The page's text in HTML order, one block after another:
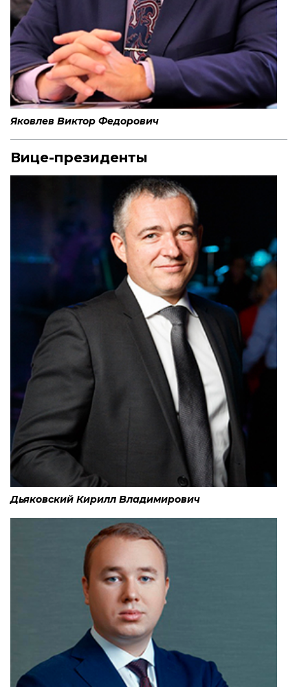
Яковлев Виктор Федорович
Вице-президенты
Дьяковский Кирилл Владимирович